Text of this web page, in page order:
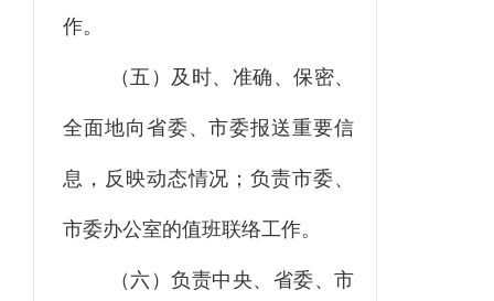
作。
（五）及时、准确、保密、
全面地向省委、市委报送重要信
息，反映动态情况；负责市委、
市委办公室的值班联络工作。
（六）负责中央、省委、市